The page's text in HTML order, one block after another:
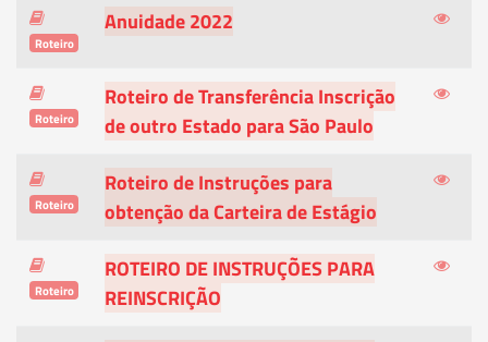
Roteiro
Anuidade 2022
Roteiro
Roteiro de Transferência Inscrição
de outro Estado para São Paulo
Roteiro
Roteiro de Instruções para
obtenção da Carteira de Estágio
Roteiro
ROTEIRO DE INSTRUÇÕES PARA
REINSCRIÇÃO